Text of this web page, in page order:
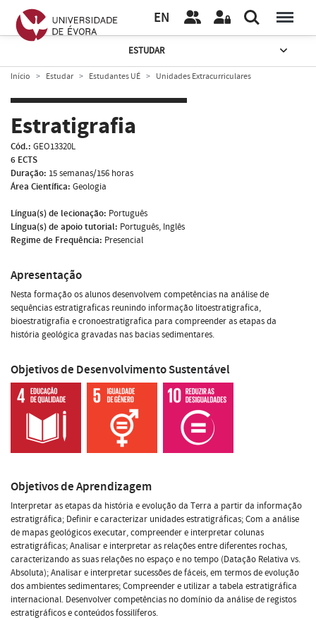
EN
ESTUDAR
Início Estudar Estudantes UÉ Unidades Extracurriculares
Estratigrafia
Cód.: GEO13320L
6 ECTS
Duração: 15 semanas/156 horas
Área Científica: Geologia
Língua(s) de lecionação: Português
Língua(s) de apoio tutorial: Português, Inglês
Regime de Frequência: Presencial
Apresentação
Nesta formação os alunos desenvolvem competências na análise de
sequências estratigraficas reunindo informação litoestratigrafica,
bioestratigrafia e cronoestratigrafica para compreender as etapas da
história geológica gravadas nas bacias sedimentares.
Objetivos de Desenvolvimento Sustentável
Objetivos de Aprendizagem
Interpretar as etapas da história e evolução da Terra a partir da informação
estratigráfica; Definir e caracterizar unidades estratigráficas; Com a análise
de mapas geológicos executar, compreender e interpretar colunas
estratigráficas; Analisar e interpretar as relações entre diferentes rochas,
caracterizando as suas relações no espaço e no tempo (Datação Relativa vs.
Absoluta); Analisar e interpretar sucessões de fáceis, em termos de evolução
dos ambientes sedimentares; Compreender e utilizar a tabela estratigráfica
internacional. Desenvolver competências no domínio da análise de registos
estratigráficos e conteúdos fossilíferos.